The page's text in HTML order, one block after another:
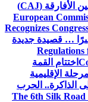
المفوضية الأوروبية: مؤتمر الصحفيين الأفارقة (CAJ)
European
Recognizes
… قصيدة جديدة
اختتام القمة
الإقليمية
الذاكرة.. الحرب
The 6th Silk